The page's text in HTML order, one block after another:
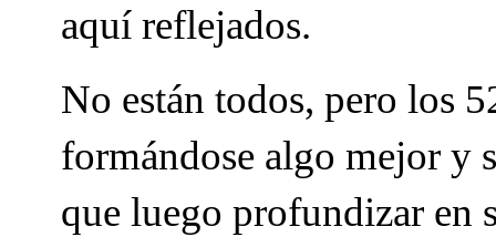
aquí reflejados.
No están todos, pero los
formándose algo mejor y
que luego profundizar en